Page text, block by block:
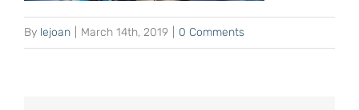
By lejoan March 14th, 2019 0 Comments